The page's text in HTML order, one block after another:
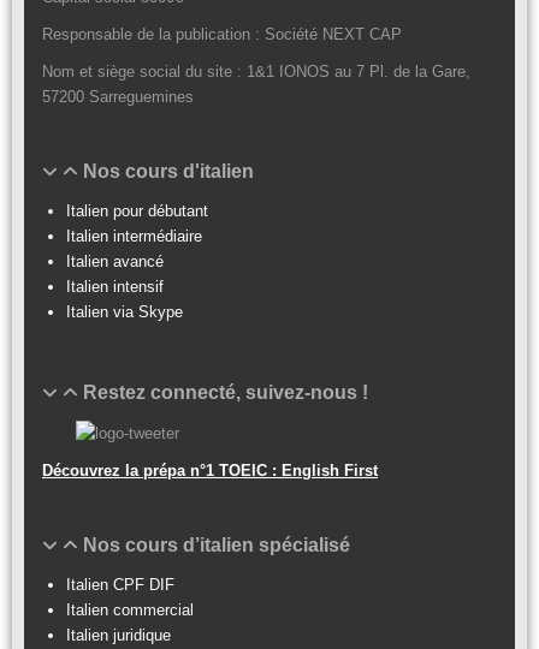
Responsable de la publication : Société NEXT CAP
Nom et siège social du site : 1&1 IONOS au 7 Pl. de la Gare,
57200 Sarreguemines
Nos cours d'italien
Italien pour débutant
Italien intermédiaire
Italien avancé
Italien intensif
Italien via Skype
Restez connecté, suivez-nous !
Découvrez la prépa n°1 TOEIC : English First
Nos cours d’italien spécialisé
Italien CPF DIF
Italien commercial
Italien juridique